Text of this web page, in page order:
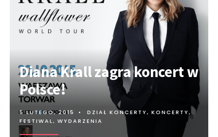
Diana Krall zagra koncert w
Polsce!
5 LUTEGO, 2015 • DZIAŁ KONCERTY, KONCERTY,
FESTIWAL, WYDARZENIA